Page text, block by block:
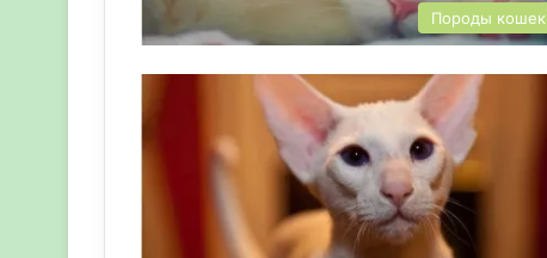
Породы кошек